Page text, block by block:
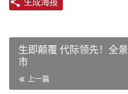
生即颠覆 代际领先！全
市
上一篇